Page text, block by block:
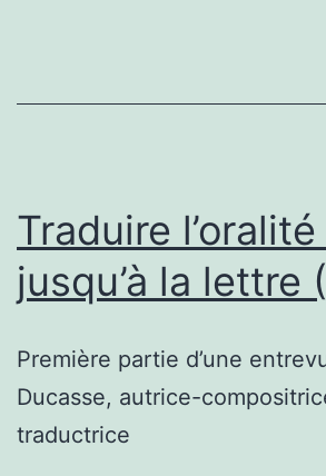
Traduire
jusqu’à la lettre
Première partie d’une
Ducasse, autrice-
traductrice